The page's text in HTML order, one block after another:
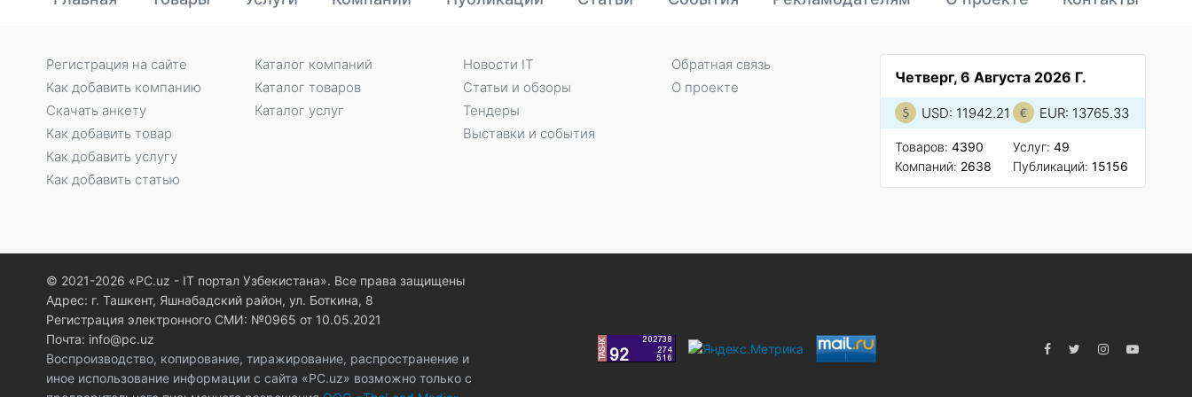
Четверг, 6 Августа 2026 Г.
USD: 11942.21 EUR: 13765.33
Товаров: 4390
Компаний: 2638
Услуг: 49
Публикаций: 15156
Регистрация на сайте
Как добавить компанию
Скачать анкету
Как добавить товар
Как добавить услугу
Как добавить статью
Каталог компаний
Каталог товаров
Каталог услуг
Новости IT
Статьи и обзоры
Тендеры
Выставки и события
Обратная связь
О проекте
© 2021-2026 «PC.uz - IT портал Узбекистана». Все права защищены
Адрес: г. Ташкент, Яшнабадский район, ул. Боткина, 8
Регистрация электронного СМИ: №0965 от 10.05.2021
Почта: info@pc.uz
Воспроизводство, копирование, тиражирование, распространение и
иное использование информации с сайта «PC.uz» возможно только с